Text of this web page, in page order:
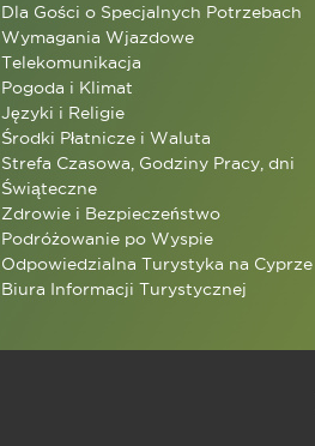
Dla Gości o Specjalnych Potrzebach
Wymagania Wjazdowe
Telekomunikacja
Pogoda i Klimat
Języki i Religie
Środki Płatnicze i Waluta
Strefa Czasowa, Godziny Pracy, dni
Świąteczne
Zdrowie i Bezpieczeństwo
Podróżowanie po Wyspie
Odpowiedzialna Turystyka na Cyprze
Biura Informacji Turystycznej